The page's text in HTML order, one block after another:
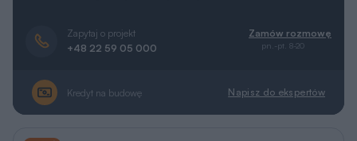
Zapytaj o projekt
+48 22 59 05 000
Zamów rozmowę
pn.-pt. 8-20
Kredyt na budowę Napisz do ekspertów